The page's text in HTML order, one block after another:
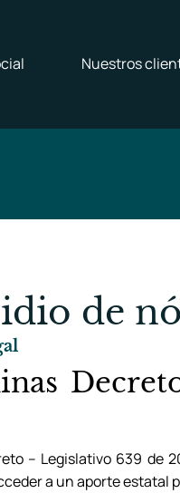
Nuestros
de
– Legislativo 639 de
a un aporte estatal